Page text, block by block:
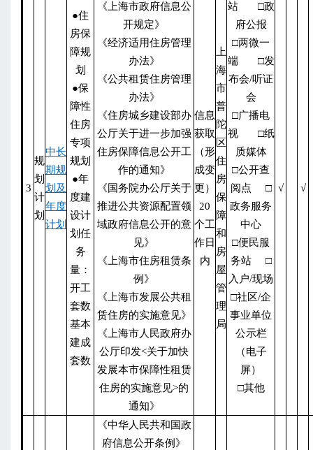
3
规
划
计
划
中长
期规
划及
年度
计划
●住
房保
障规
划
●保
障性
住房
专项
规划
●年
度建
设计
划任
务
量：
开工
套数
基本
建成
套数
《上海市政府信息公
开规定》
《经济适用住房管理
办法》
《公共租赁住房管理
办法》
《住房城乡建设部办
公厅关于进一步加强
住房保障信息公开工
作的通知》
《国务院办公厅关于
推进公共资源配置领
域政府信息公开的意
见》
《上海市住房租赁条
例》
《上海市发展公共租
赁住房的实施意见》
《上海市人民政府办
公厅印发<关于加快
发展本市保障性租赁
住房的实施意见>的
通知》
信息
获取
（形
成变
更）
20
个工
作日
内
上
海
市
普
陀
区
住
房
保
障
和
房
屋
管
理
局
站 □政
府公报
□两微一
端 □发
布会/听证
会
□广播电
视 □纸
质媒体
□公开查
阅点 □
政务服务
中心
□便民服
务站 □
入户/现场
□社区/企
事业单位
公示栏
（电子
屏）
□其他
√ √
《中华人民共和国政
府信息公开条例》